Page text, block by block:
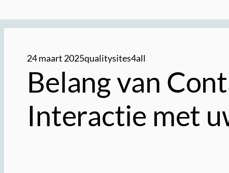
24 maart 2025qualitysites4all
Belang van
Interactie met